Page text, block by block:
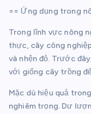
== Ứng dụng trong
Trong lĩnh vực nông
thực, cây công
và nhện đỏ. Trước
với giống cây trồng
Mặc dù hiệu quả
nghiêm trọng. Dư